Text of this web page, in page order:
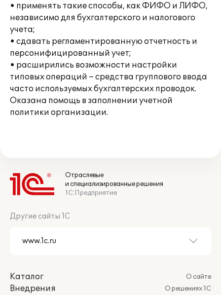
• применять такие способы, как ФИФО и ЛИФО,
независимо для бухгалтерского и налогового
учета;
• сдавать регламентированную отчетность и
персонифицированный учет;
• расширились возможности настройки
типовых операций – средства группового ввода
часто используемых бухгалтерских проводок.
Оказана помощь в заполнении учетной
политики организации.
Отраслевые
и специализированные решения
1С:Предприятие
Другие сайты 1С
Каталог
Внедрения
О сайте
О решениях 1С